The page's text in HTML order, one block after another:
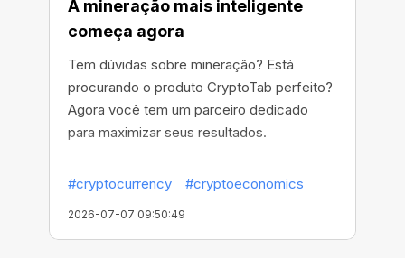
A mineração mais inteligente
começa agora
Tem dúvidas sobre mineração? Está
procurando o produto CryptoTab perfeito?
Agora você tem um parceiro dedicado
para maximizar seus resultados.
#cryptocurrency #cryptoeconomics
2026-07-07 09:50:49